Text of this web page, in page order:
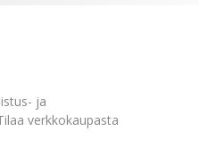
ja
verkkokaupasta